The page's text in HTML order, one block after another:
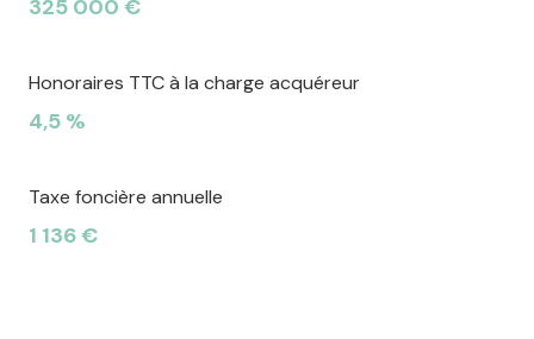
325 000 €
Honoraires TTC à la charge acquéreur
4,5 %
Taxe foncière annuelle
1 136 €